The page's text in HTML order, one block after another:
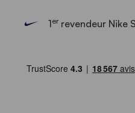
1errevendeur Nike